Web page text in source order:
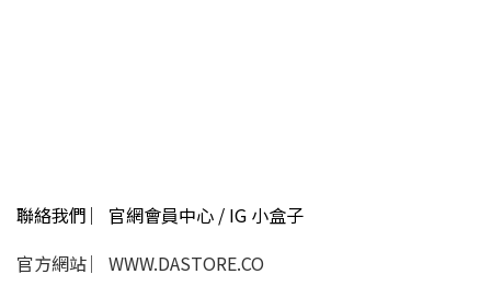
聯絡我們 ︳官網會員中心 / IG 小盒子
官方網站 ︳WWW.DASTORE.CO